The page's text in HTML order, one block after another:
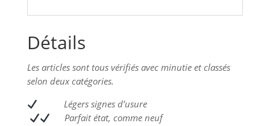
Détails
Les articles sont tous vérifiés avec minutie et classés
selon deux catégories.
Légers signes d’usure
Parfait état, comme neuf